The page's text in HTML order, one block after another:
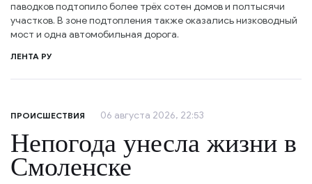
паводков подтопило более трёх сотен домов и полтысячи
участков. В зоне подтопления также оказались низководный
мост и одна автомобильная дорога.
ЛЕНТА РУ
ПРОИСШЕСТВИЯ 06 августа 2026, 22:53
Непогода унесла жизни в
Смоленске